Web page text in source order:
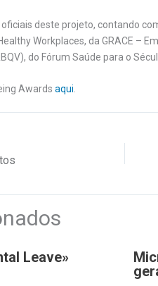
deste projeto, contando
Workplaces, da GRACE –
do Fórum Saúde para o
Awards aqui.
Leave»